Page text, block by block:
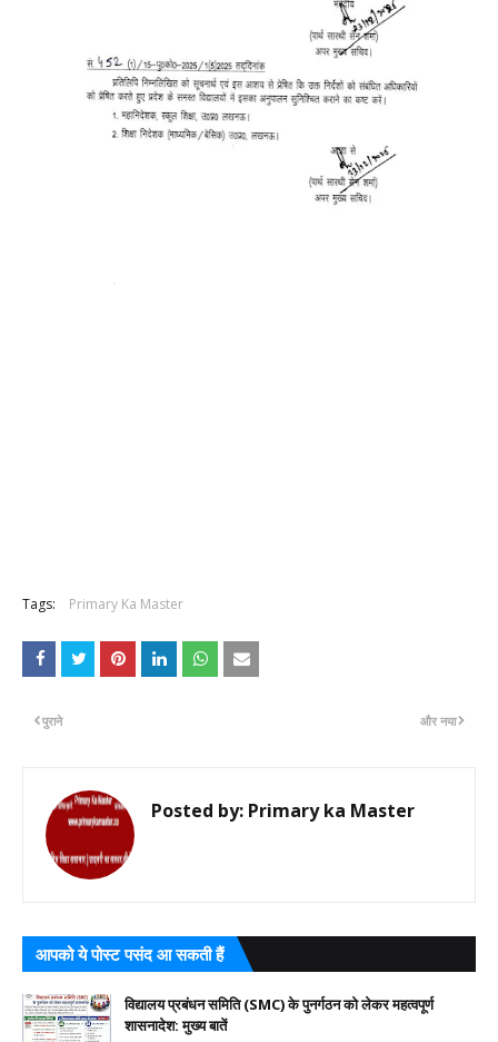
Tags: Primary Ka Master
और नया
पुराने
Posted by: Primary ka Master
आपको ये पोस्ट पसंद आ सकती हैं
विद्यालय प्रबंधन समिति (SMC) के पुनर्गठन को लेकर महत्वपूर्ण
शासनादेश: मुख्य बातें